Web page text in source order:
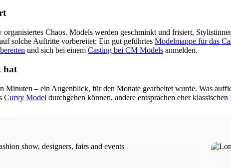
Chaos. Models werden geschminkt und frisiert,
solche Auftritte vorbereitet: Ein gut geführtes Modelmappe für das
und sich bei einem Casting bei CM Models anmelden.
hat
Minuten – ein Augenblick, für den Monate gearbeitet wurde. Was
Curvy Model durchgehen können, andere entsprachen eher klassischen